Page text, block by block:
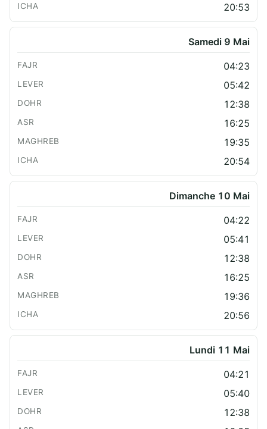
20:53
Samedi 9 Mai
04:23
05:42
12:38
16:25
19:35
20:54
Dimanche 10 Mai
04:22
05:41
12:38
16:25
19:36
20:56
Lundi 11 Mai
04:21
05:40
12:38